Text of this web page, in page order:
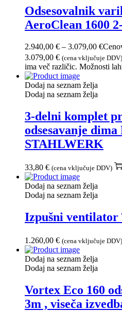
Odsesovalnik
AeroClean 1600
2.940,00 € – 3.079,00 €
3.079,00 € (cena vključuje DDV)
ima več različic. Možnosti
Dodaj na seznam želja
Dodaj na seznam želja
3-delni komplet
odsesavanje dima
STAHLWERK
33,80 € (cena vključuje DDV)
Dodaj na seznam želja
Dodaj na seznam želja
Izpušni ventilator
1.260,00 € (cena vključuje DDV)
Dodaj na seznam želja
Dodaj na seznam želja
Vortex Eco 160
3m , viseča